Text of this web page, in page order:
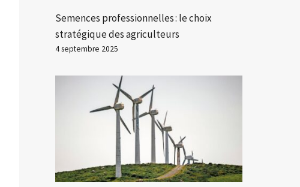
Semences professionnelles : le choix
stratégique des agriculteurs
4 septembre 2025